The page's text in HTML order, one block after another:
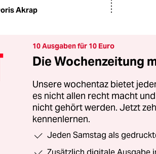
Akrap
10 Ausgaben für 10 Euro
Die Wochenzeitung
Unsere wochentaz bietet
es nicht allen recht macht
nicht gehört werden. Jetzt
kennenlernen.
Jeden Samstag als